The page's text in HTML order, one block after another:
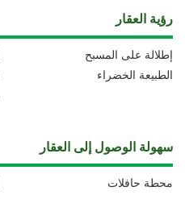
رؤية العقار
إطلالة على المسبح
الطبيعة الخضراء
سهولة الوصول إلى العقار
محطة حافلات